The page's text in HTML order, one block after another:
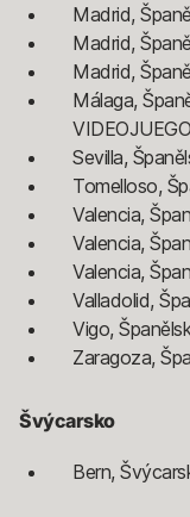
Madrid,
Madrid,
Madrid,
Málaga,
VIDEOJUEGO
Sevilla,
Tomelloso,
Valencia,
Valencia,
Valencia,
Valladolid,
Vigo,
Zaragoza,
Švýcarsko
Bern,